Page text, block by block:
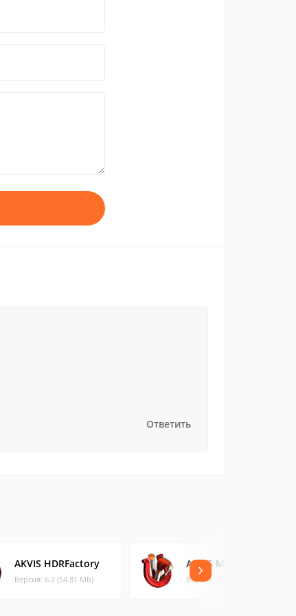
Ответить
AKVIS HDRFactory
Версия: 6.2 (54.81 МБ)
AKVIS MakeUp
Версия: 6.5 (52.37 МБ)